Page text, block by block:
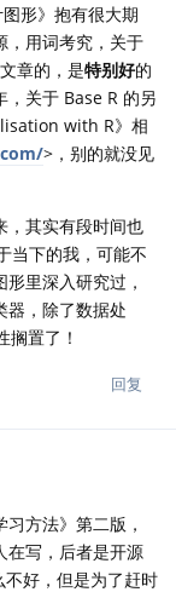
形》抱有很大期
，用词考究，关于
章的，是特别好的
，关于 Base R 的另
with R》相
>，别的就没见
，其实有段时间也
当下的我，可能不
里深入研究过，
器，除了数据处
置了！
回复
方法》第二版，
在写，后者是开源
好，但是为了赶时